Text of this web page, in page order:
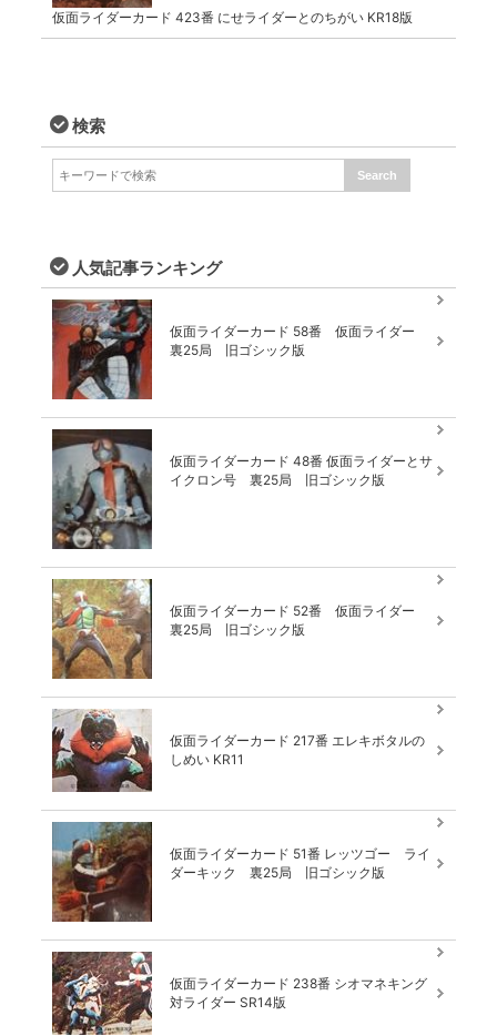
仮面ライダーカード 423番 にせライダーとのちがい KR18版
検索
人気記事ランキング
仮面ライダーカード 58番 仮面ライダー
裏25局 旧ゴシック版
仮面ライダーカード 48番 仮面ライダーとサ
イクロン号 裏25局 旧ゴシック版
仮面ライダーカード 52番 仮面ライダー
裏25局 旧ゴシック版
仮面ライダーカード 217番 エレキボタルの
しめい KR11
仮面ライダーカード 51番 レッツゴー ライ
ダーキック 裏25局 旧ゴシック版
仮面ライダーカード 238番 シオマネキング
対ライダー SR14版